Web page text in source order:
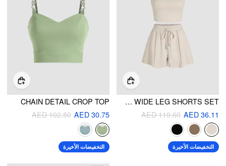
U-NECKLINE CROP CAMI TOP & DRAWSTRING WIDE LEG SHORTS SET
AED 36.11
AED 119.60
التخفيضات الأخيرة
CHAIN DETAIL CROP TOP
AED 30.75
AED 102.50
التخفيضات الأخيرة